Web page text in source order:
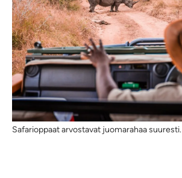
Safarioppaat arvostavat juomarahaa suuresti.